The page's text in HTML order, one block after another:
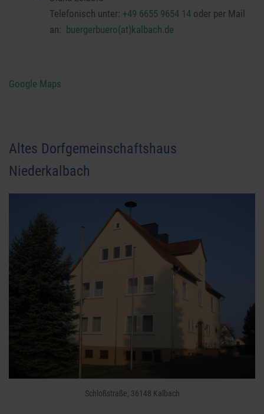
Telefonisch unter: +49 6655 9654 14oder per Mail
an: buergerbuero(at)kalbach.de
Google Maps
Altes Dorfgemeinschaftshaus
Niederkalbach
Schloßstraße, 36148 Kalbach